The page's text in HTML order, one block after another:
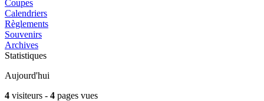
Coupes
Calendriers
Règlements
Souvenirs
Archives
Statistiques
Aujourd'hui
4 visiteurs - 4 pages vues